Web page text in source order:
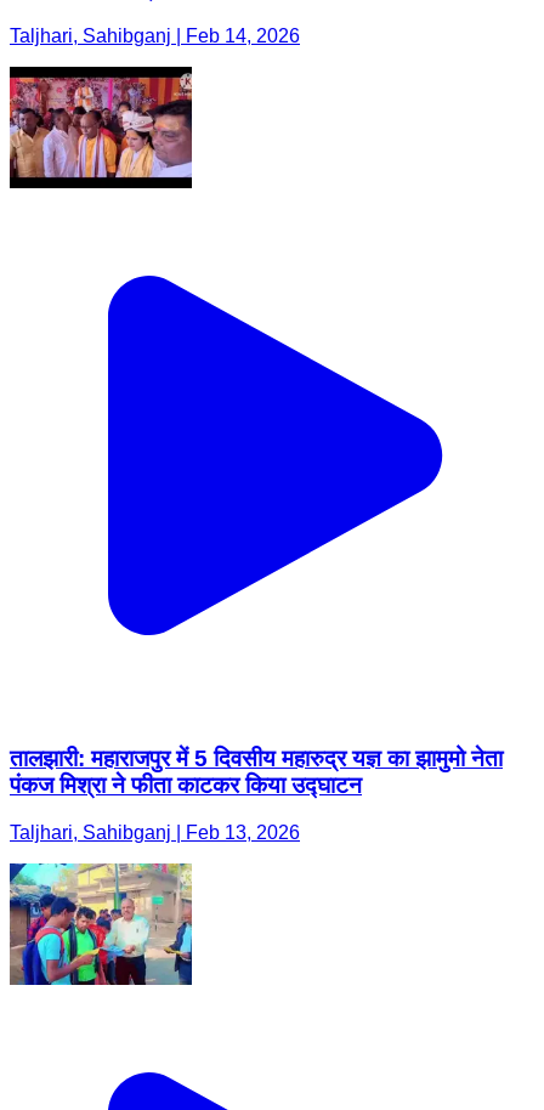
Taljhari, Sahibganj | Feb 14, 2026
तालझारी: महाराजपुर में 5 दिवसीय महारुद्र यज्ञ का झामुमो नेता
पंकज मिश्रा ने फीता काटकर किया उद्घाटन
Taljhari, Sahibganj | Feb 13, 2026